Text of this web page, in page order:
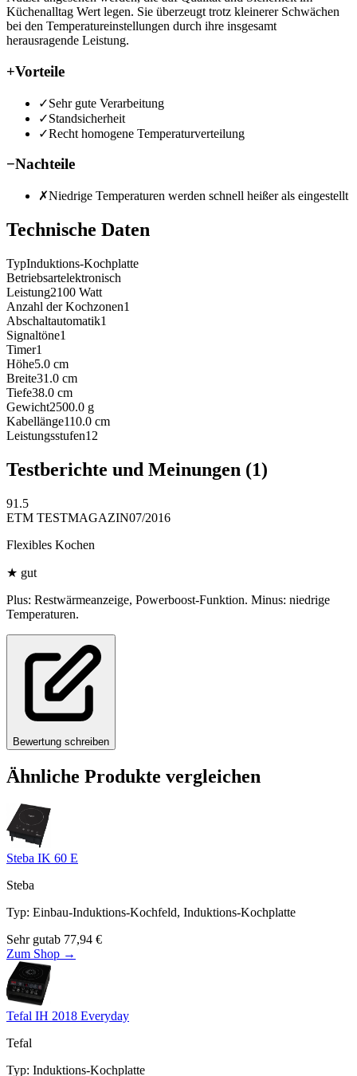
Küchenalltag Wert legen. Sie überzeugt trotz kleinerer Schwächen
bei den Temperatureinstellungen durch ihre insgesamt
herausragende Leistung.
+Vorteile
✓Sehr gute Verarbeitung
✓Standsicherheit
✓Recht homogene Temperaturverteilung
−Nachteile
✗Niedrige Temperaturen werden schnell heißer als eingestellt
Technische Daten
TypInduktions-Kochplatte
Betriebsartelektronisch
Leistung2100 Watt
Anzahl der Kochzonen1
Abschaltautomatik1
Signaltöne1
Timer1
Höhe5.0 cm
Breite31.0 cm
Tiefe38.0 cm
Gewicht2500.0 g
Kabellänge110.0 cm
Leistungsstufen12
Testberichte und Meinungen (1)
91.5
ETM TESTMAGAZIN07/2016
Flexibles Kochen
★ gut
Plus: Restwärmeanzeige, Powerboost-Funktion. Minus: niedrige
Temperaturen.
Bewertung schreiben
Ähnliche Produkte vergleichen
Steba IK 60 E
Steba
Typ: Einbau-Induktions-Kochfeld, Induktions-Kochplatte
Sehr gutab 77,94 €
Zum Shop →
Tefal IH 2018 Everyday
Tefal
Typ: Induktions-Kochplatte